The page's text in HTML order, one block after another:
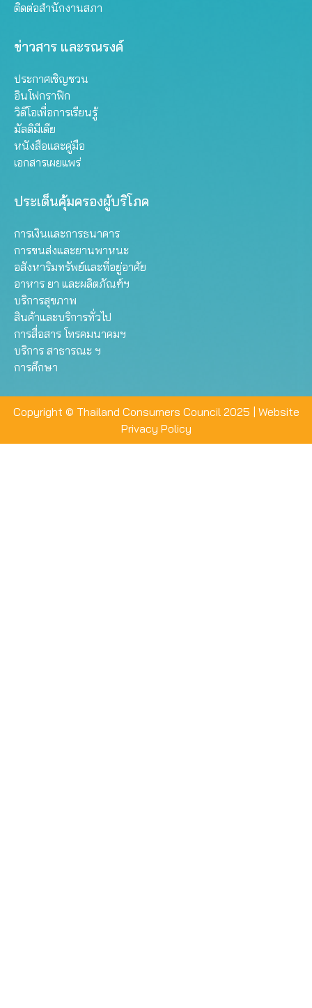
ติดต่อสำนักงานสภา
ข่าวสาร และรณรงค์
ประกาศเชิญชวน
อินโฟกราฟิก
วิดีโอเพื่อการเรียนรู้
มัลติมีเดีย
หนังสือและคู่มือ
เอกสารเผยแพร่
ประเด็นคุ้มครองผู้บริโภค
การเงินและการธนาคาร
การขนส่งและยานพาหนะ
อสังหาริมทรัพย์และที่อยู่อาศัย
อาหาร ยา และผลิตภัณฑ์ฯ
บริการสุขภาพ
สินค้าและบริการทั่วไป
การสื่อสาร โทรคมนาคมฯ
บริการ สาธารณะ ฯ
การศึกษา
Copyright © Thailand Consumers Council 2025 | Website
Privacy Policy